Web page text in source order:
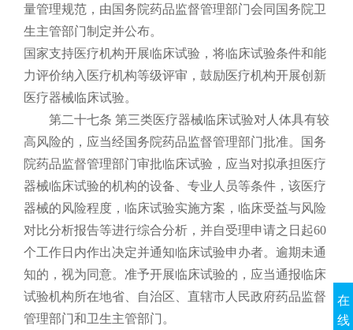
量管理规范，由国务院药品监督管理部门会同国务院卫
生主管部门制定并公布。
国家支持医疗机构开展临床试验，将临床试验条件和能
力评价纳入医疗机构等级评审，鼓励医疗机构开展创新
医疗器械临床试验。
第二十七条 第三类医疗器械临床试验对人体具有较
高风险的，应当经国务院药品监督管理部门批准。国务
院药品监督管理部门审批临床试验，应当对拟承担医疗
器械临床试验的机构的设备、专业人员等条件，该医疗
器械的风险程度，临床试验实施方案，临床受益与风险
对比分析报告等进行综合分析，并自受理申请之日起60
个工作日内作出决定并通知临床试验申办者。逾期未通
知的，视为同意。准予开展临床试验的，应当通报临床
试验机构所在地省、自治区、直辖市人民政府药品监督
管理部门和卫生主管部门。
在
线